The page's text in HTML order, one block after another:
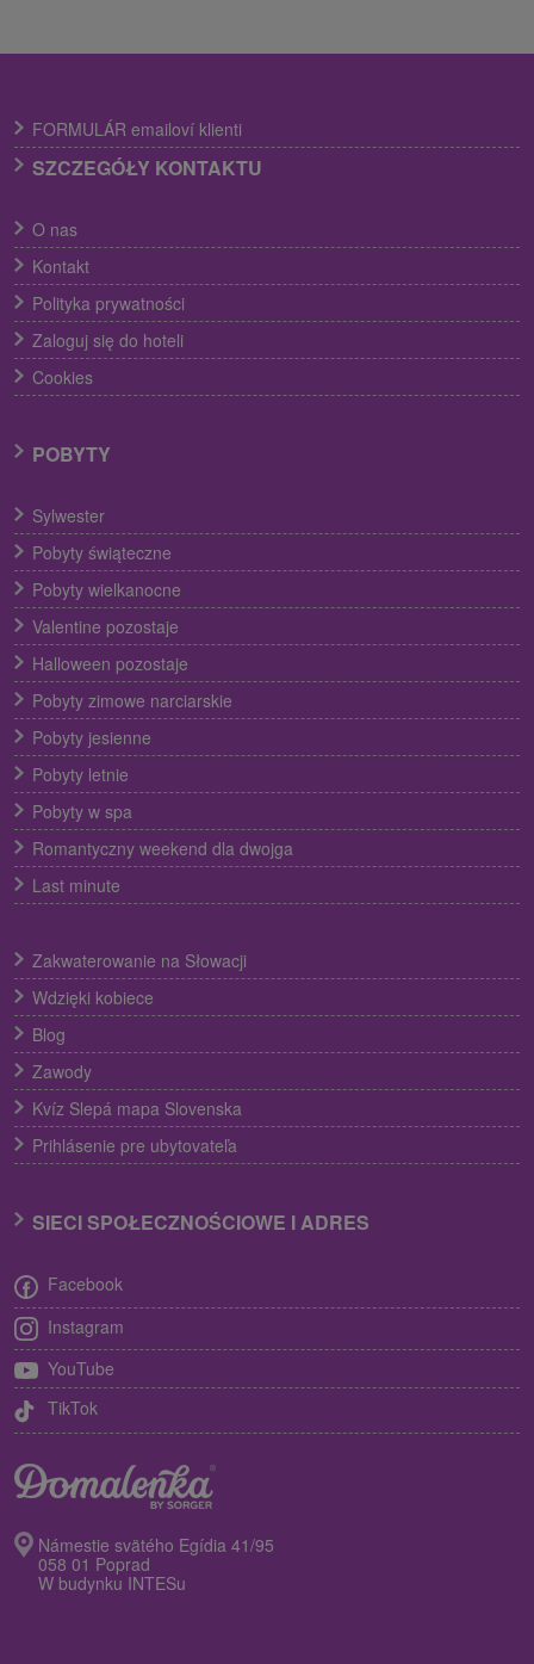
FORMULÁR emailoví klienti
SZCZEGÓŁY KONTAKTU
O nas
Kontakt
Polityka prywatności
Zaloguj się do hoteli
Cookies
POBYTY
Sylwester
Pobyty świąteczne
Pobyty wielkanocne
Valentine pozostaje
Halloween pozostaje
Pobyty zimowe narciarskie
Pobyty jesienne
Pobyty letnie
Pobyty w spa
Romantyczny weekend dla dwojga
Last minute
Zakwaterowanie na Słowacji
Wdzięki kobiece
Blog
Zawody
Kvíz Slepá mapa Slovenska
Prihlásenie pre ubytovateľa
SIECI SPOŁECZNOŚCIOWE I ADRES
Facebook
Instagram
YouTube
TikTok
Námestie svätého Egídia 41/95
058 01 Poprad
W budynku INTESu